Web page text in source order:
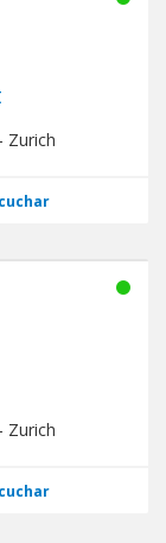
Zurich
Zurich